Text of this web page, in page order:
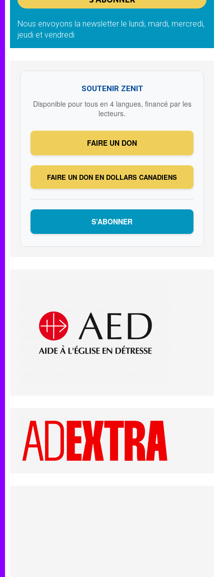
Nous envoyons la newsletter le lundi, mardi, mercredi,
jeudi et vendredi
SOUTENIR ZENIT
Disponible pour tous en 4 langues, financé par les
lecteurs.
FAIRE UN DON
FAIRE UN DON EN DOLLARS CANADIENS
S’ABONNER